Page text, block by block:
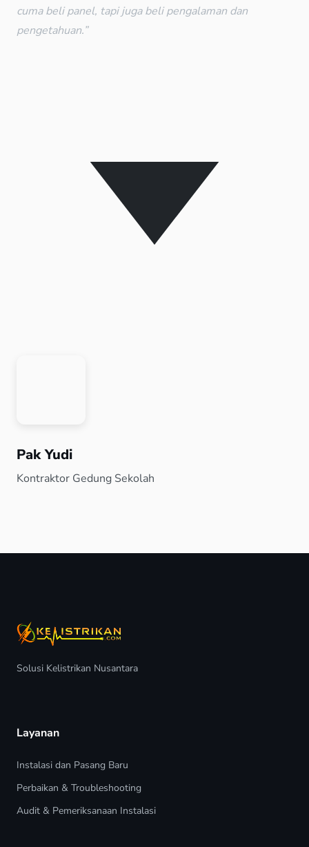
cuma beli panel, tapi juga beli pengalaman dan
pengetahuan.”
Pak Yudi
Kontraktor Gedung Sekolah
Solusi Kelistrikan Nusantara
Layanan
Instalasi dan Pasang Baru
Perbaikan & Troubleshooting
Audit & Pemeriksanaan Instalasi